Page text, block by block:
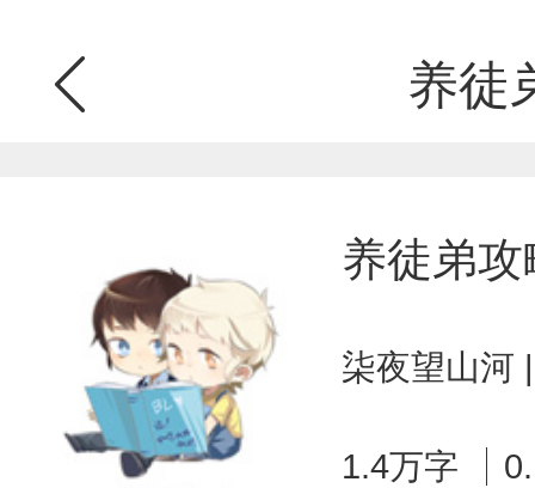
养徒
养徒弟攻
柒夜望山河
1.4万字